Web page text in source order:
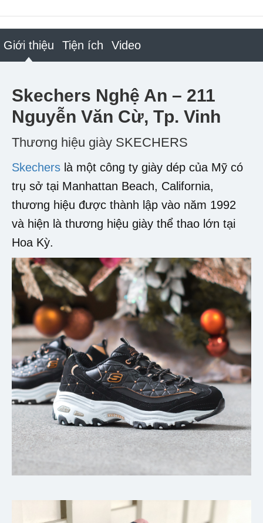
Giới thiệu Tiện ích Video
Skechers Nghệ An – 211
Nguyễn Văn Cừ, Tp. Vinh
Thương hiệu giày SKECHERS
Skechers là một công ty giày dép của Mỹ có
trụ sở tại Manhattan Beach, California,
thương hiệu được thành lập vào năm 1992
và hiện là thương hiệu giày thể thao lớn tại
Hoa Kỳ.